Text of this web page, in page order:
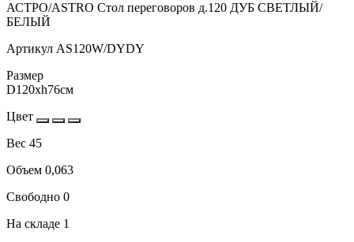
АСТРО/ASTRO Стол переговоров д.120 ДУБ СВЕТЛЫЙ/
БЕЛЫЙ
Артикул AS120W/DYDY
Размер
D120xh76см
Цвет
Вес 45
Объем 0,063
Свободно 0
На складе 1